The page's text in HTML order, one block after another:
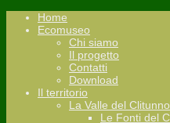
Home
Ecomuseo
Chi siamo
Il progetto
Contatti
Download
Il territorio
La Valle del Clitunno
Le Fonti del